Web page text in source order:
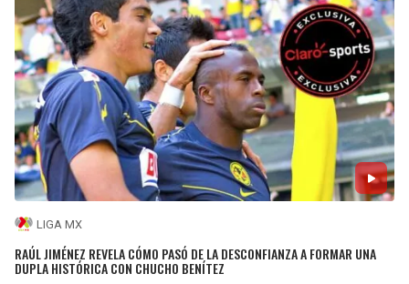
LIGA MX
RAÚL JIMÉNEZ REVELA CÓMO PASÓ DE LA DESCONFIANZA A FORMAR UNA
DUPLA HISTÓRICA CON CHUCHO BENÍTEZ